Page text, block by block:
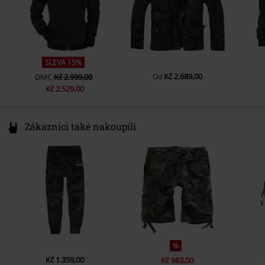
Délka rukávu
Dlouhá ruka
Způsob zapínání
Skrytý zip s cvoky
Šitá na náprsní kapse, Náprsní
Vnitřní kapsa
SLEVA 15%
DMCKč 2.999,00
Kč 2.529,00
Od Kč 2.689,00
Zákazníci také nakoupili
Kč 1.359,00
%
Kč 983,00